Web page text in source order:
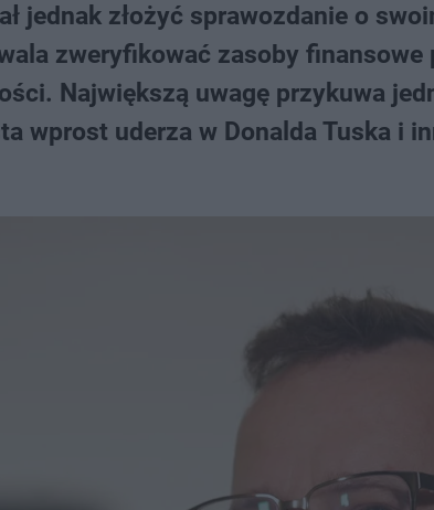
jednak złożyć sprawozdanie o
zweryfikować zasoby
Największą uwagę przykuwa
wprost uderza w Donalda Tuska i